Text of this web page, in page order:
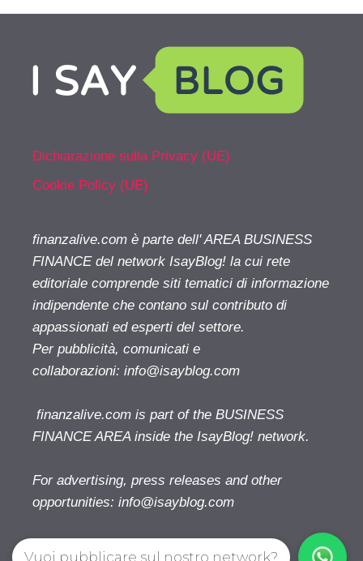
Dichiarazione sulla Privacy (UE)
Cookie Policy (UE)
finanzalive.com è parte dell' AREA BUSINESS
FINANCE del network IsayBlog! la cui rete
editoriale comprende siti tematici di informazione
indipendente che contano sul contributo di
appassionati ed esperti del settore.
Per pubblicità, comunicati e
collaborazioni: info@isayblog.com
finanzalive.com is part of the BUSINESS
FINANCE AREA inside the IsayBlog! network.
For advertising, press releases and other
opportunities: info@isayblog.com
Vuoi pubblicare sul nostro network?